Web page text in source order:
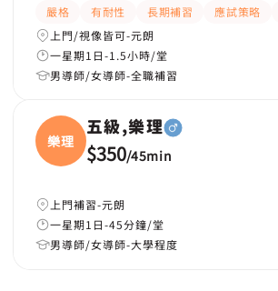
嚴格 有耐性 長期補習 應試策略
上門/視像皆可-元朗
一星期1日-1.5小時/堂
男導師/女導師-全職補習
樂理
五級,樂理
$350/45min
上門補習-元朗
一星期1日-45分鐘/堂
男導師/女導師-大學程度